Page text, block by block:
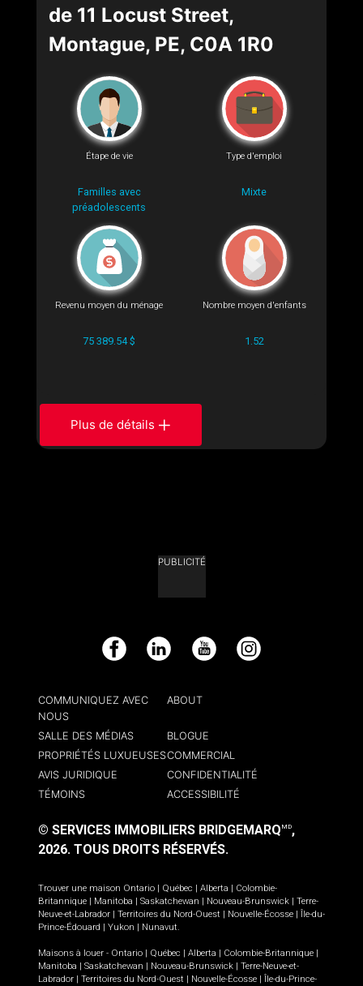
de 11 Locust Street,
Montague, PE, C0A 1R0
Étape de vie
Familles avec
préadolescents
Type d'emploi
Mixte
Revenu moyen du ménage
75 389.54 $
Nombre moyen d'enfants
1.52
Plus de détails
PUBLICITÉ
Facebook LinkedIn YouTube Instagram
COMMUNIQUEZ AVEC
NOUS
ABOUT
SALLE DES MÉDIAS
BLOGUE
PROPRIÉTÉS LUXUEUSESCOMMERCIAL
AVIS JURIDIQUE
CONFIDENTIALITÉ
TÉMOINS
ACCESSIBILITÉ
© SERVICES IMMOBILIERS BRIDGEMARQ MD,
2026. TOUS DROITS RÉSERVÉS.
Trouver une maison Ontario Québec Alberta
Colombie-
Britannique
Manitoba Saskatchewan Nouveau-Brunswick
Terre-
Neuve-et-Labrador
Territoires du Nord-Ouest Nouvelle-Écosse
Île-du-
Prince-Édouard
Yukon Nunavut.
Maisons à louer - Ontario Québec Alberta Colombie-Britannique
Manitoba
Saskatchewan Nouveau-Brunswick
Terre-Neuve-et-
Labrador
Territoires du Nord-Ouest Nouvelle-Écosse
Île-du-Prince-